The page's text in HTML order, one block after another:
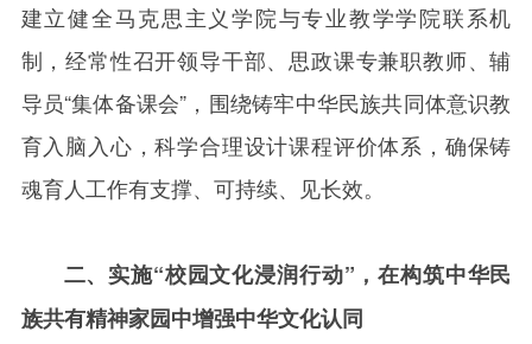
建立健全马克思主义学院与专业教学学院联系机
制，经常性召开领导干部、思政课专兼职教师、辅
导员“集体备课会”，围绕铸牢中华民族共同体意识教
育入脑入心，科学合理设计课程评价体系，确保铸
魂育人工作有支撑、可持续、见长效。
二、实施“校园文化浸润行动”，在构筑中华民
族共有精神家园中增强中华文化认同